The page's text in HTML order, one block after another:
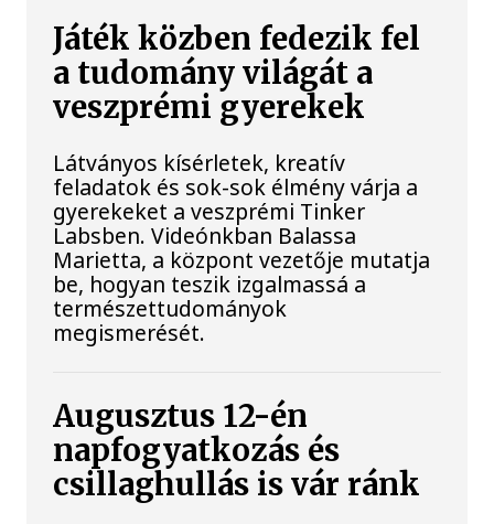
Játék közben fedezik fel
a tudomány világát a
veszprémi gyerekek
Látványos kísérletek, kreatív
feladatok és sok-sok élmény várja a
gyerekeket a veszprémi Tinker
Labsben. Videónkban Balassa
Marietta, a központ vezetője mutatja
be, hogyan teszik izgalmassá a
természettudományok
megismerését.
Augusztus 12-én
napfogyatkozás és
csillaghullás is vár ránk